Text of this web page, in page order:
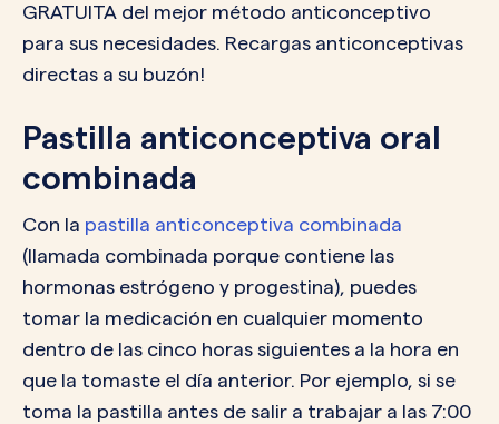
GRATUITA del mejor método anticonceptivo
para sus necesidades. Recargas anticonceptivas
directas a su buzón!
Pastilla anticonceptiva oral
combinada
Con la pastilla anticonceptiva combinada
(llamada combinada porque contiene las
hormonas estrógeno y progestina), puedes
tomar la medicación en cualquier momento
dentro de las cinco horas siguientes a la hora en
que la tomaste el día anterior. Por ejemplo, si se
toma la pastilla antes de salir a trabajar a las 7:00